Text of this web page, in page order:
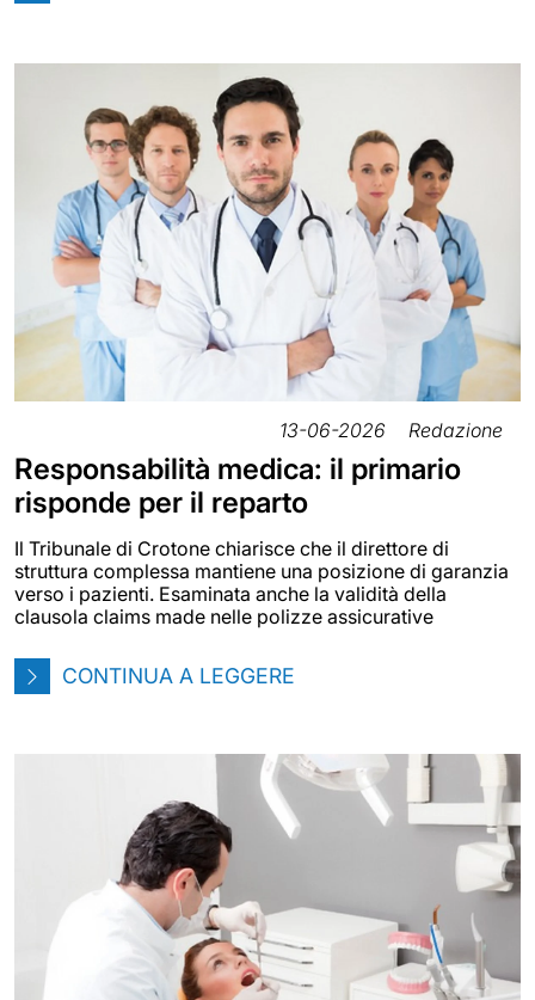
13-06-2026 Redazione
Responsabilità medica: il primario
risponde per il reparto
Il Tribunale di Crotone chiarisce che il direttore di
struttura complessa mantiene una posizione di garanzia
verso i pazienti. Esaminata anche la validità della
clausola claims made nelle polizze assicurative
CONTINUA A LEGGERE